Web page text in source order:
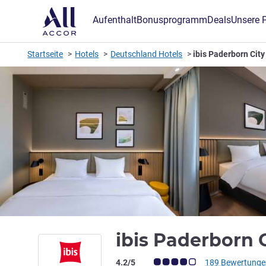
AufenthaltBonusprogrammDealsUnsere
Startseite Hotels Deutschland Hotels ibis Paderborn City
ibis Paderborn
Note Kundenmeinungen (Bewertung
4.2/5 189